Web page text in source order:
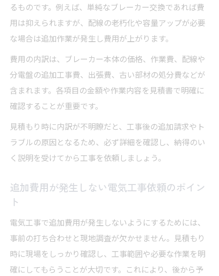
るものです。例えば、単純なブレーカー交換であれば費
用は抑えられますが、配線の老朽化や容量アップが必要
な場合は追加作業が発生し費用が上がります。
費用の内訳は、ブレーカー本体の価格、作業費、配線や
分電盤の追加工事費、出張費、古い部材の処分費などが
含まれます。各項目の金額や作業内容を見積書で明確に
確認することが重要です。
見積もり時に内訳が不明瞭だと、工事後の追加請求やト
ラブルの原因となるため、必ず詳細を確認し、納得のい
く説明を受けてから工事を依頼しましょう。
追加費用が発生しない電気工事依頼のポイン
ト
電気工事で追加費用が発生しないようにするためには、
事前の打ち合わせと現地調査が欠かせません。見積もり
時に現場をしっかり確認し、工事範囲や必要な作業を明
確にしてもらうことが大切です。これにより、後から予